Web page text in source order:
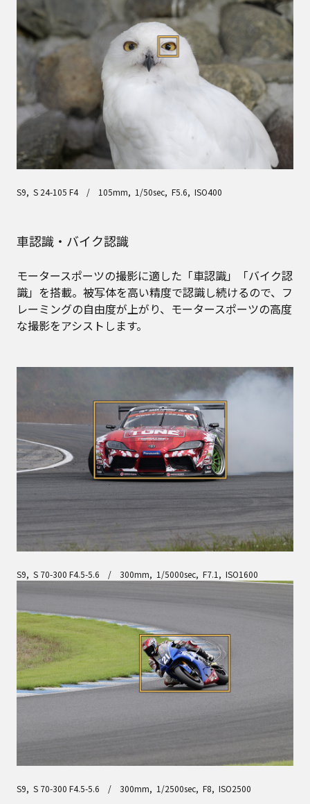
S9, S 24-105 F4 / 105mm, 1/50sec, F5.6, ISO400
車認識・バイク認識
モータースポーツの撮影に適した「車認識」「バイク認
識」を搭載。被写体を高い精度で認識し続けるので、フ
レーミングの自由度が上がり、モータースポーツの高度
な撮影をアシストします。
S9, S 70-300 F4.5-5.6 / 300mm, 1/5000sec, F7.1, ISO1600
S9, S 70-300 F4.5-5.6 / 300mm, 1/2500sec, F8, ISO2500